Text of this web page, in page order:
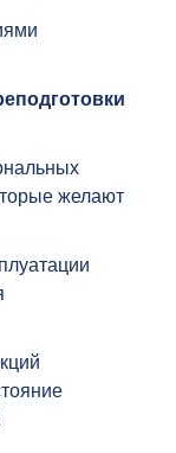
желают